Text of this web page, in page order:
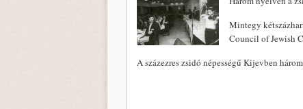
Mintegy
Council of Jewish
A százezres zsidó népességű Kijevben